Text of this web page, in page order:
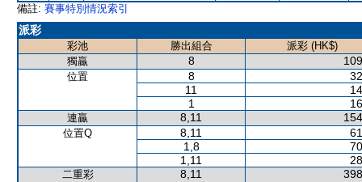
備註: 賽事特別情況索引
派彩
彩池 勝出組合
派彩 (HK$)
獨贏
8
位置 8
11
1
連贏 8,11
位置Q 8,11
1,8
1,11
二重彩 8,11